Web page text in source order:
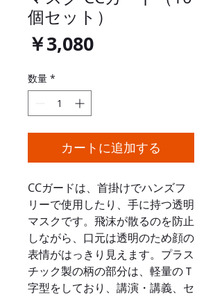
個セット）
￥3,080価
数量 *
カートに追加する
CCガードは、首掛けでハンズフ
リーで使用したり、手に持つ透明
マスクです。飛沫が散るのを防止
しながら、口元は透明のため顔の
表情がはっきり見えます。プラス
チック製の柄の部分は、軽量のＴ
字型をしており、講演・講義、セ